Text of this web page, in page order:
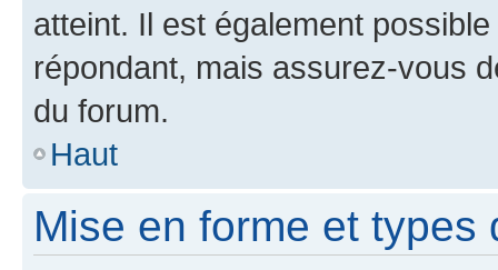
atteint. Il est également
répondant, mais assurez-vous
du forum.
Haut
Mise en forme et types